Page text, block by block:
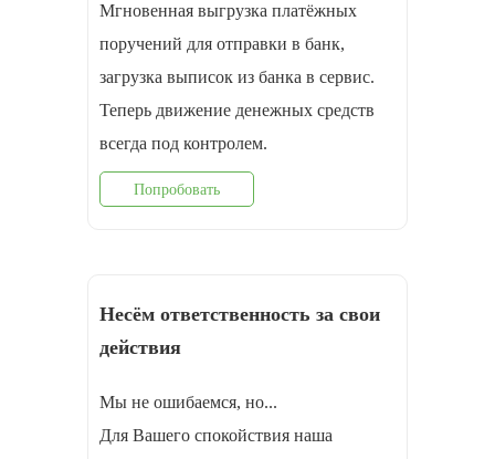
Мгновенная выгрузка платёжных
поручений для отправки в банк,
загрузка выписок из банка в сервис.
Теперь движение денежных средств
всегда под контролем.
Попробовать
Несём ответственность за свои
действия
Мы не ошибаемся, но...
Для Вашего спокойствия наша